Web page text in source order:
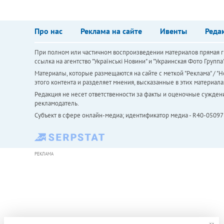
Про нас Реклама на сайте Ивенты
При полном или частичном воспроизведении материалов прямая
ссылка на агентство "Українськi Новини" и "Украинская Фото
Материалы, которые размещаются на сайте с меткой "Реклама" /
этого контента и разделяет мнения, высказанные в этих
Редакция не несет ответственности за факты и оценочные
рекламодатель.
Субъект в сфере онлайн-медиа; идентификатор медиа - R40-05097
РЕКЛАМА